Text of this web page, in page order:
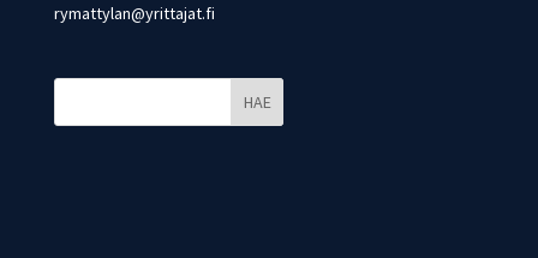
rymattylan@yrittajat.fi
HAE